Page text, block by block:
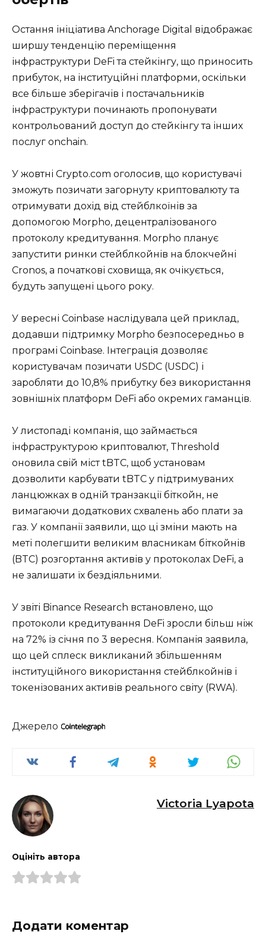
Остання ініціатива Anchorage Digital відображає
ширшу тенденцію переміщення
інфраструктури DeFi та стейкінгу, що приносить
прибуток, на інституційні платформи, оскільки
все більше зберігачів і постачальників
інфраструктури починають пропонувати
контрольований доступ до стейкінгу та інших
послуг onchain.
У жовтні Crypto.com оголосив, що користувачі
зможуть позичати загорнуту криптовалюту та
отримувати дохід від стейблкоїнів за
допомогою Morpho, децентралізованого
протоколу кредитування. Morpho планує
запустити ринки стейблкойнів на блокчейні
Cronos, а початкові сховища, як очікується,
будуть запущені цього року.
У вересні Coinbase наслідувала цей приклад,
додавши підтримку Morpho безпосередньо в
програмі Coinbase. Інтеграція дозволяє
користувачам позичати USDC (USDC) і
заробляти до 10,8% прибутку без використання
зовнішніх платформ DeFi або окремих гаманців.
У листопаді компанія, що займається
інфраструктурою криптовалют, Threshold
оновила свій міст tBTC, щоб установам
дозволити карбувати tBTC у підтримуваних
ланцюжках в одній транзакції біткойн, не
вимагаючи додаткових схвалень або плати за
газ. У компанії заявили, що ці зміни мають на
меті полегшити великим власникам біткойнів
(BTC) розгортання активів у протоколах DeFi, а
не залишати їх бездіяльними.
У звіті Binance Research встановлено, що
протоколи кредитування DeFi зросли більш ніж
на 72% із січня по 3 вересня. Компанія заявила,
що цей сплеск викликаний збільшенням
інституційного використання стейблкойнів і
токенізованих активів реального світу (RWA).
Джерело
Victoria Lyapota
Оцініть автора
Додати коментар